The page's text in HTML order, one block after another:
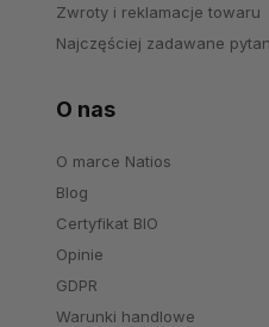
Zwroty i reklamacje towaru
Najczęściej zadawane
O nas
O marce Natios
Blog
Certyfikat BIO
Opinie
GDPR
Warunki handlowe